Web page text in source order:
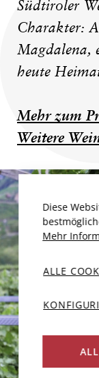
Südtiroler
Charakter:
Magdalena,
heute
Mehr zum
Weitere
Diese
Mehr
ALLE